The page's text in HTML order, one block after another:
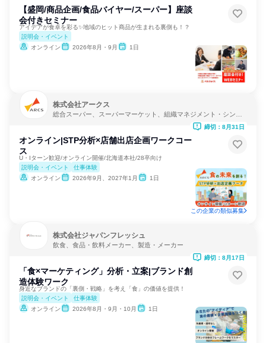
【盛岡/商品企画/食品バイヤー/スーパー】座談
会付きセミナー
アイデアが食卓を彩る✨地域のヒット商品が生まれる裏側も！？
説明会・イベント
オンライン
2026年8月・9月 1日
株式会社アークス
総合スーパー、スーパーマーケット、組織マネジメント・シンク
オンライン|STP分析×店舗出店企画ワークコー
ス
U・Iターン歓迎/オンライン開催/北海道本社/28卒向け
説明会・イベント
仕事体験
オンライン
2026年9月、2027年1月 1日
締切：8月31日
この企業の類似募集
株式会社ジャパンフレッシュ
飲食、食品・飲料メーカー、製造・メーカー
「食×マーケティング」分析・立案|ブランド創
造体験ワーク
身近なブランドの「裏側・戦略」を考え「食」の価値を提供！
説明会・イベント
仕事体験
オンライン
2026年8月・9月・10月 1日
締切：8月17日